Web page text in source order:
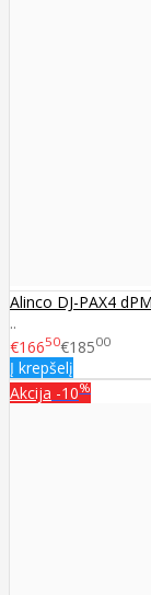
Alinco DJ-PAX4
..
€16650€18500
Į krepšelį
Akcija -10%